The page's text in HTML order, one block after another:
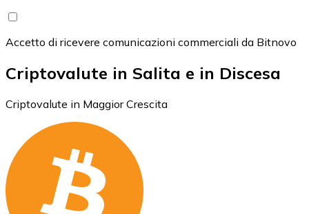
Accetto di ricevere comunicazioni commerciali da Bitnovo
Criptovalute in Salita e in Discesa
Criptovalute in Maggior Crescita